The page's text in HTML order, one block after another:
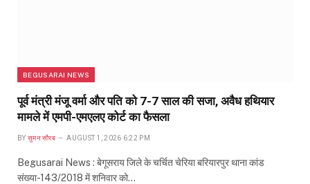
BEGUSARAI NEWS
पूर्व मंत्री मंजू वर्मा और पति को 7-7 साल की सजा, अवैध हथियार
मामले में एमपी-एमएलए कोर्ट का फैसला
BY सुमन सौरब AUGUST 1, 2026 6:22 PM
Begusarai News : बेगूसराय जिले के चर्चित चेरिया बरियारपुर थाना कांड
संख्या-143/2018 में शनिवार को…